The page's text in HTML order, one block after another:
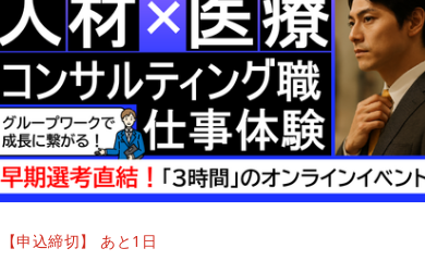
【申込締切】 あと1日